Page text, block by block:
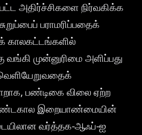
அதிர்ச்சிகளை நிர்வகிக்க
பராமரிப்பதைக்
காலகட்டங்களில்
வங்கி முன்னுரிமை அளிப்பது
பண்டிகை விலை ஏற்ற
இறையாண்மையின்
வர்த்தக-ஆஃப்-ஐ